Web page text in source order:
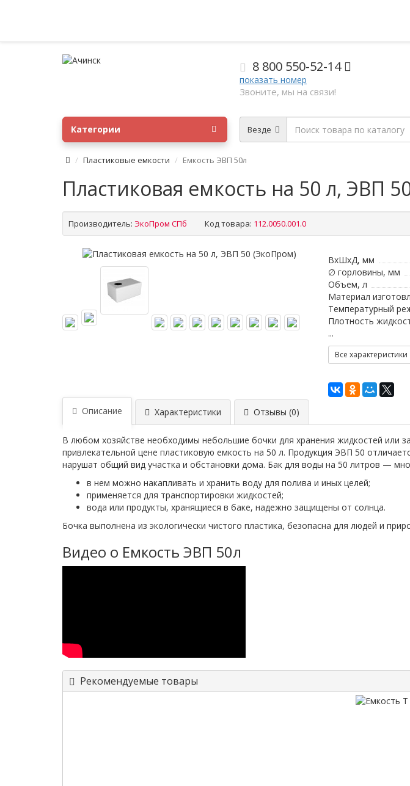
8 800 550-52-14
показать номер
Звоните, мы на связи!
Везде
Категории
Пластиковые емкости Емкость ЭВП 50л
Пластиковая емкость на 50 л, ЭВП
Производитель: ЭкоПром СПб Код товара: 112.0050.001.0
ВxШxД, мм
∅ горловины, мм
Объем, л
Материал
Температурный
Плотность
...
Все характеристики
Описание Характеристики Отзывы (0)
В любом хозяйстве необходимы небольшие бочки для хранения жидкостей или
привлекательной цене пластиковую емкость на 50 л. Продукция ЭВП 50
нарушат общий вид участка и обстановки дома. Бак для воды на 50 литров —
в нем можно накапливать и хранить воду для полива и иных целей;
применяется для транспортировки жидкостей;
вода или продукты, хранящиеся в баке, надежно защищены от солнца.
Бочка выполнена из экологически чистого пластика, безопасна для людей и
Видео о Емкость ЭВП 50л
Рекомендуемые товары